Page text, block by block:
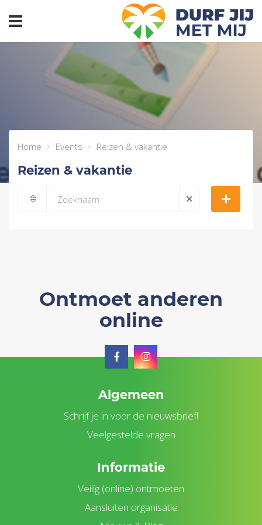
header_toggle_navigation
Home Events Reizen & vakantie
Reizen & vakantie
Ontmoet anderen
online
Algemeen
Schrijf je in voor de nieuwsbrief!
Veelgestelde vragen
Informatie
Veilig (online) ontmoeten
Aansluiten organisatie